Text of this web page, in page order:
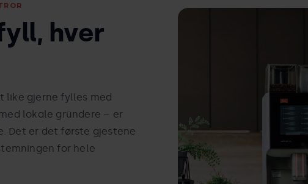
hver
like gjerne fylles med
lokale gründere – er
Det er det første gjestene
for hele